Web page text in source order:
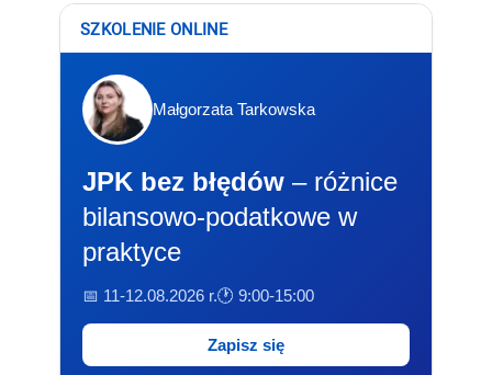
SZKOLENIE ONLINE
Małgorzata Tarkowska
JPK bez błędów – różnice
bilansowo-podatkowe w
praktyce
📅 11-12.08.2026 r.🕐 9:00-15:00
Zapisz się